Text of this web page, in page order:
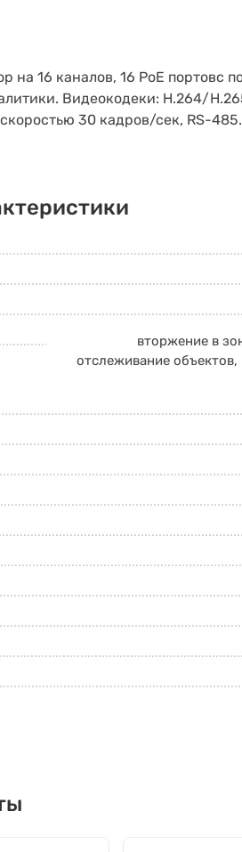
на 16 каналов, 16 PoE портовс
Видеокодеки: H.264/
30 кадров/сек, RS-485.
вторжение в
отслеживание объектов,